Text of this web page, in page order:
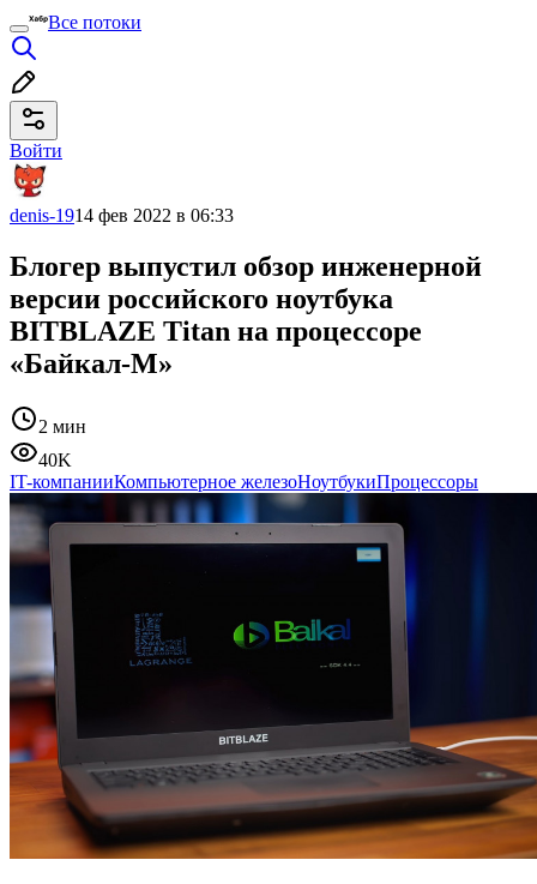
Все потоки
Войти
denis-1914 фев 2022 в 06:33
Блогер выпустил обзор инженерной
версии российского ноутбука
BITBLAZE Titan на процессоре
«Байкал-М»
2 мин
40K
IT-компанииКомпьютерное железоНоутбукиПроцессоры